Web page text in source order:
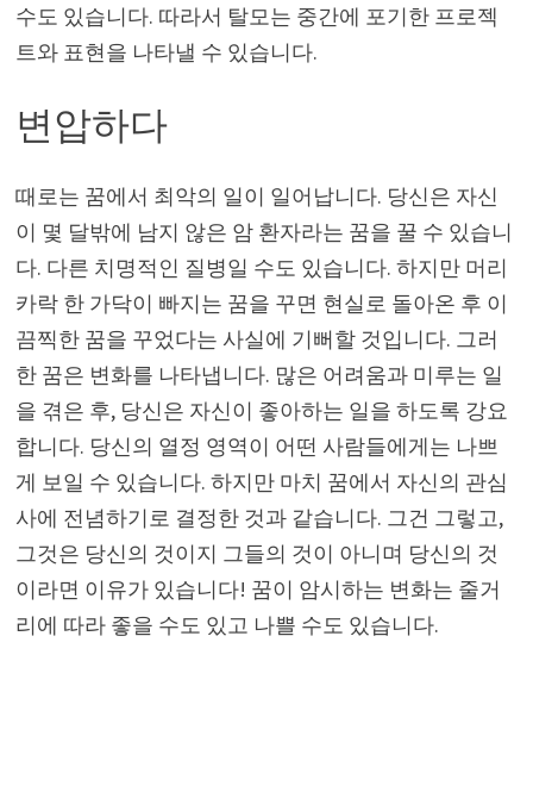
수도 있습니다. 따라서 탈모는 중간에 포기한 프로젝
트와 표현을 나타낼 수 있습니다.
변압하다
때로는 꿈에서 최악의 일이 일어납니다. 당신은 자신
이 몇 달밖에 남지 않은 암 환자라는 꿈을 꿀 수 있습니
다. 다른 치명적인 질병일 수도 있습니다. 하지만 머리
카락 한 가닥이 빠지는 꿈을 꾸면 현실로 돌아온 후 이
끔찍한 꿈을 꾸었다는 사실에 기뻐할 것입니다. 그러
한 꿈은 변화를 나타냅니다. 많은 어려움과 미루는 일
을 겪은 후, 당신은 자신이 좋아하는 일을 하도록 강요
합니다. 당신의 열정 영역이 어떤 사람들에게는 나쁘
게 보일 수 있습니다. 하지만 마치 꿈에서 자신의 관심
사에 전념하기로 결정한 것과 같습니다. 그건 그렇고,
그것은 당신의 것이지 그들의 것이 아니며 당신의 것
이라면 이유가 있습니다! 꿈이 암시하는 변화는 줄거
리에 따라 좋을 수도 있고 나쁠 수도 있습니다.